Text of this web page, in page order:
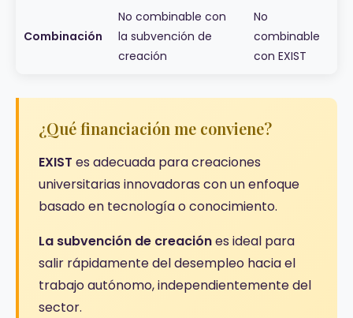
Combinación
No combinable con
la subvención de
creación
No
combinable
con EXIST
¿Qué financiación me conviene?
EXIST es adecuada para creaciones
universitarias innovadoras con un enfoque
basado en tecnología o conocimiento.
La subvención de creaciónes ideal para
salir rápidamente del desempleo hacia el
trabajo autónomo, independientemente del
sector.